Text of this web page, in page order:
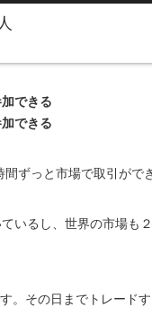
できる
できる
ずっと市場で取引がで
いるし、世界の市場も
。その日までトレード